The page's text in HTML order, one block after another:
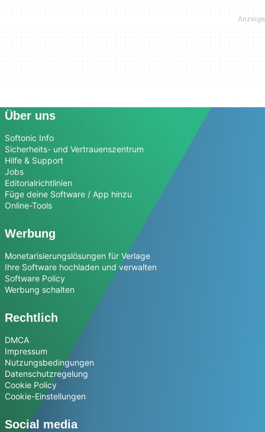
Über uns
Softonic Info
Sicherheits- und Vertrauenszentrum
Hilfe & Support
Jobs
Editorialrichtlinien
Füge deine Software / App hinzu
Online-Tools
Werbung
Monetarisierungslösungen für Verlage
Ihre Software hochladen und verwalten
Software Policy
Werbung schalten
Rechtlich
DMCA
Impressum
Nutzungsbedingungen
Datenschutzregelung
Cookie Policy
Cookie-Einstellungen
Social media